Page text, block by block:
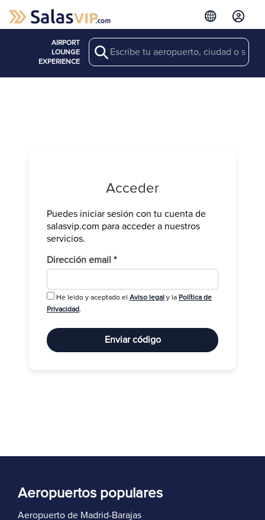
AIRPORT
LOUNGE
EXPERIENCE
Search
Acceder
Puedes iniciar sesión con tu cuenta de
salasvip.com para acceder a nuestros
servicios.
Dirección email *Obligatorio
He leido y aceptado el Aviso legal y la Política de
Privacidad.
Enviar código
Aeropuertos populares
Aeropuerto de Madrid-Barajas